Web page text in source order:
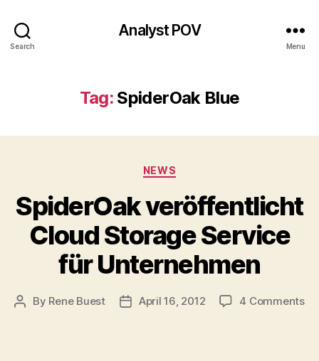
Search
Analyst POV
Menu
Tag: SpiderOak Blue
Categories
NEWS
SpiderOak veröffentlicht
Cloud Storage Service
für Unternehmen
Post
By Rene Buest
PostApril 16, 2012 4 Commentson